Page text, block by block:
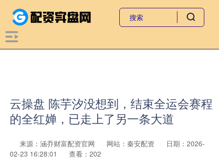
云操盘 陈芋汐没想到，结束全运会赛程
的全红婵，已走上了另一条大道
来源：涵乔财富配资官网 网站：秦安配资
日期：2026-
02-23 16:28:01
查看：202